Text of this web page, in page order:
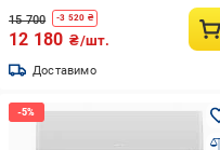
15 700 -3 520 ₴
12 180 ₴/шт.
Доставимо